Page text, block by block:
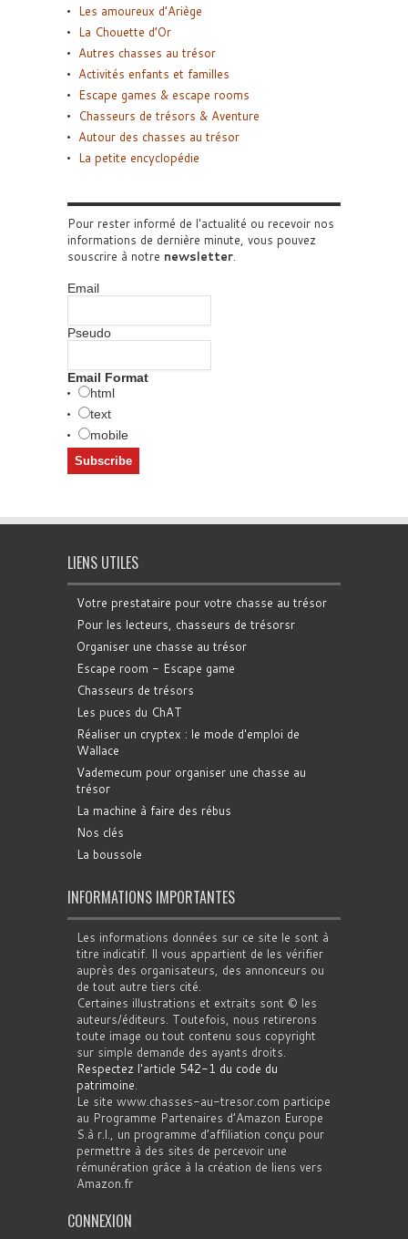
Les amoureux d’Ariège
La Chouette d’Or
Autres chasses au trésor
Activités enfants et familles
Escape games & escape rooms
Chasseurs de trésors & Aventure
Autour des chasses au trésor
La petite encyclopédie
Pour rester informé de l'actualité ou recevoir nos
informations de dernière minute, vous pouvez
souscrire à notre newsletter.
Email
Pseudo
Email Format
html
text
mobile
LIENS UTILES
Votre prestataire pour votre chasse au trésor
Pour les lecteurs, chasseurs de trésorsr
Organiser une chasse au trésor
Escape room - Escape game
Chasseurs de trésors
Les puces du ChAT
Réaliser un cryptex : le mode d'emploi de
Wallace
Vademecum pour organiser une chasse au
trésor
La machine à faire des rébus
Nos clés
La boussole
INFORMATIONS IMPORTANTES
Les informations données sur ce site le sont à
titre indicatif. Il vous appartient de les vérifier
auprès des organisateurs, des annonceurs ou
de tout autre tiers cité.
Certaines illustrations et extraits sont © les
auteurs/éditeurs. Toutefois, nous retirerons
toute image ou tout contenu sous copyright
sur simple demande des ayants droits.
Respectez l'article 542-1 du code du
patrimoine.
Le site www.chasses-au-tresor.com participe
au Programme Partenaires d’Amazon Europe
S.à r.l., un programme d’affiliation conçu pour
permettre à des sites de percevoir une
rémunération grâce à la création de liens vers
Amazon.fr
CONNEXION